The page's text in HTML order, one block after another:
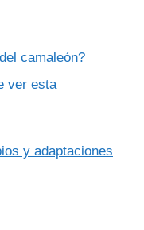
camaleón?
ver esta
y adaptaciones